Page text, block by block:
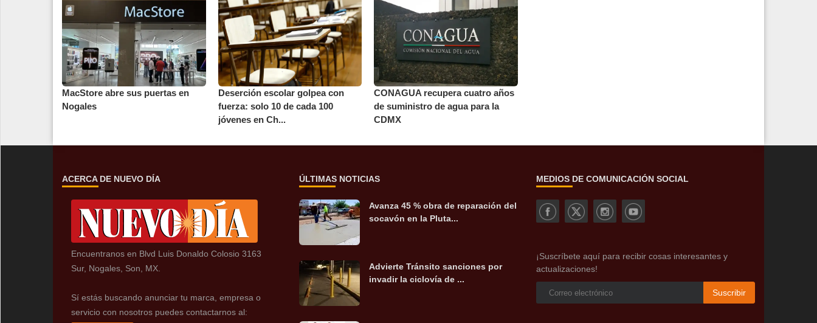
MacStore abre sus puertas en
Nogales
Deserción escolar golpea con
fuerza: solo 10 de cada 100
jóvenes en Ch...
CONAGUA recupera cuatro años
de suministro de agua para la
CDMX
ACERCA DE NUEVO DÍA
Encuentranos en Blvd Luis Donaldo Colosio 3163
Sur, Nogales, Son, MX.
Sí estás buscando anunciar tu marca, empresa o
servicio con nosotros puedes contactarnos al:
ÚLTIMAS NOTICIAS
Avanza 45 % obra de reparación del
socavón en la Pluta...
Advierte Tránsito sanciones por
invadir la ciclovía de ...
MEDIOS DE COMUNICACIÓN SOCIAL
¡Suscríbete aquí para recibir cosas interesantes y
actualizaciones!
Suscribir